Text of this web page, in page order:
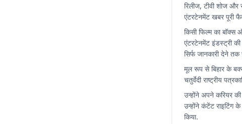
रिलीज, टीवी शोज
एंटरटेनमेंट खबर पूरी
किसी फिल्म का बॉक्स
एंटरटेनमेंट इंडस्ट्री
सिर्फ जानकारी देने
मूल रूप से बिहार के
चतुर्वेदी राष्ट्रीय
उन्होंने अपने करियर
उन्होंने कंटेंट राइटिंग
किया.